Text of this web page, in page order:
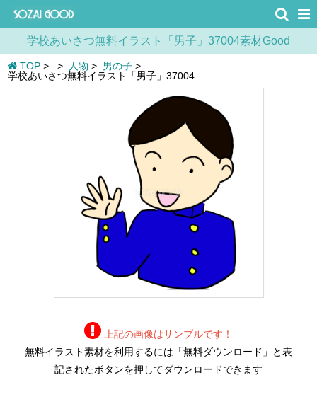
学校あいさつ無料イラスト「男子」37004素材Good
TOP > > 人物 > 男の子 >
学校あいさつ無料イラスト「男子」37004
上記の画像はサンプルです！
無料イラスト素材を利用するには「無料ダウンロード」と表
記されたボタンを押してダウンロードできます